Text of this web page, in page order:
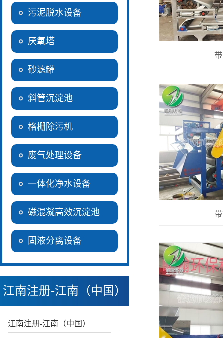
污泥脱水设备
厌氧塔
砂滤罐
斜管沉淀池
格栅除污机
废气处理设备
一体化净水设备
磁混凝高效沉淀池
固液分离设备
江南注册-江南（中国）
江南注册-江南（中国）